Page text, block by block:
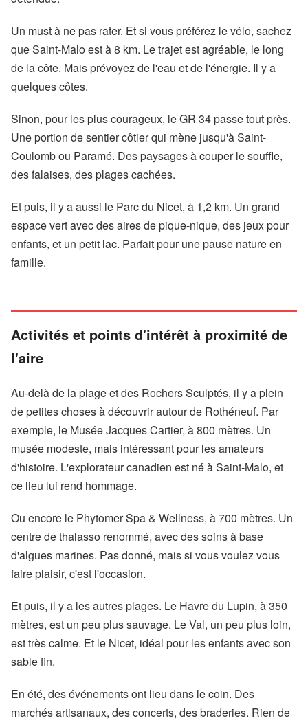
Un must à ne pas rater. Et si vous préférez le vélo, sachez
que Saint-Malo est à 8 km. Le trajet est agréable, le long
de la côte. Mais prévoyez de l'eau et de l'énergie. Il y a
quelques côtes.
Sinon, pour les plus courageux, le GR 34 passe tout près.
Une portion de sentier côtier qui mène jusqu'à Saint-
Coulomb ou Paramé. Des paysages à couper le souffle,
des falaises, des plages cachées.
Et puis, il y a aussi le Parc du Nicet, à 1,2 km. Un grand
espace vert avec des aires de pique-nique, des jeux pour
enfants, et un petit lac. Parfait pour une pause nature en
famille.
Activités et points d'intérêt à proximité de
l'aire
Au-delà de la plage et des Rochers Sculptés, il y a plein
de petites choses à découvrir autour de Rothéneuf. Par
exemple, le Musée Jacques Cartier, à 800 mètres. Un
musée modeste, mais intéressant pour les amateurs
d'histoire. L'explorateur canadien est né à Saint-Malo, et
ce lieu lui rend hommage.
Ou encore le Phytomer Spa & Wellness, à 700 mètres. Un
centre de thalasso renommé, avec des soins à base
d'algues marines. Pas donné, mais si vous voulez vous
faire plaisir, c'est l'occasion.
Et puis, il y a les autres plages. Le Havre du Lupin, à 350
mètres, est un peu plus sauvage. Le Val, un peu plus loin,
est très calme. Et le Nicet, idéal pour les enfants avec son
sable fin.
En été, des événements ont lieu dans le coin. Des
marchés artisanaux, des concerts, des braderies. Rien de